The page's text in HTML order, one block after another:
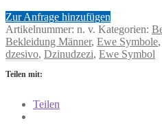
Zur Anfrage hinzufügen
Artikelnummer: n. v. Kategorien:
Bekleidung Männer, Ewe Symbole,
dzesivo, Dzinudzezi, Ewe Symbol
Teilen mit:
Teilen